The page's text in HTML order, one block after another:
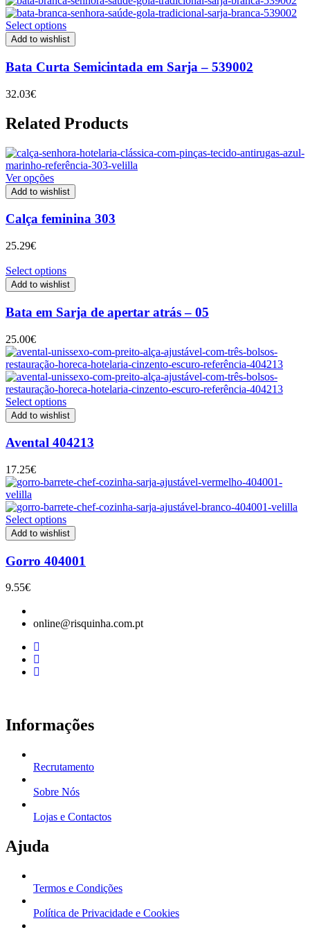
Select options
Add to wishlist
Bata Curta Semicintada em Sarja – 539002
32.03€
Related Products
Ver opções
Add to wishlist
Calça feminina 303
25.29€
Select options
Add to wishlist
Bata em Sarja de apertar atrás – 05
25.00€
Select options
Add to wishlist
Avental 404213
17.25€
Select options
Add to wishlist
Gorro 404001
9.55€
online@risquinha.com.pt
Informações
Recrutamento
Sobre Nós
Lojas e Contactos
Ajuda
Termos e Condições
Política de Privacidade e Cookies